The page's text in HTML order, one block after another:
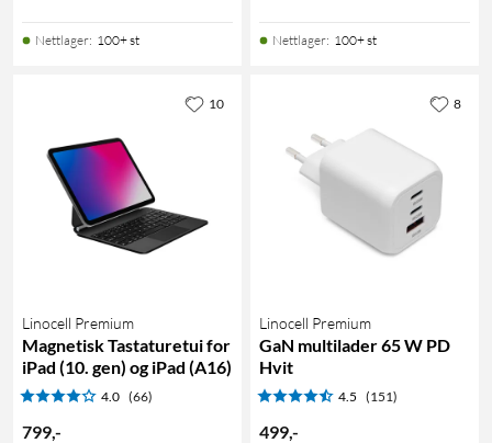
Nettlager: 100+ st Nettlager: 100+ st
Linocell Premium
Magnetisk Tastaturetui for
iPad (10. gen) og iPad (A16)
4.0 (66)
799,-
10
Linocell Premium
GaN multilader 65 W PD
Hvit
4.5 (151)
499,-
8